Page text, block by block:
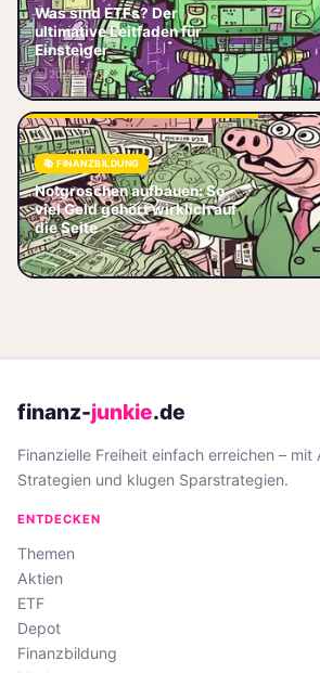
Was sind ETFs? Der
ultimative Leitfaden für
Einsteiger
📅 2026-06-03
ETF
ETFs,
warum
Kost
📚 FINANZBILDUNG
Notgroschen aufbauen: So
viel Geld gehört wirklich auf
die Seite
📅 2026-06-05
Ermittele
wähle
dein
finanz-junkie.de
Finanzielle Freiheit einfach erreichen – mit
Strategien und klugen Sparstrategien.
ENTDECKEN
Themen
Aktien
ETF
Depot
Finanzbildung